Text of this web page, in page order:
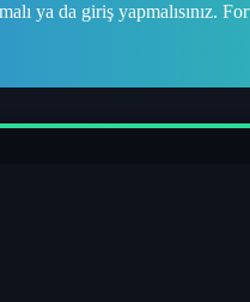
ya da giriş yapmalısınız.